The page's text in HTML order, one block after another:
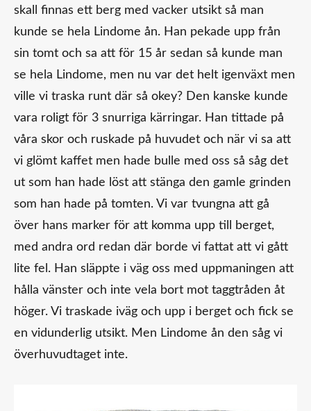
skall finnas ett berg med vacker utsikt så man
kunde se hela Lindome ån. Han pekade upp från
sin tomt och sa att för 15 år sedan så kunde man
se hela Lindome, men nu var det helt igenväxt men
ville vi traska runt där så okey? Den kanske kunde
vara roligt för 3 snurriga kärringar. Han tittade på
våra skor och ruskade på huvudet och när vi sa att
vi glömt kaffet men hade bulle med oss så såg det
ut som han hade löst att stänga den gamle grinden
som han hade på tomten. Vi var tvungna att gå
över hans marker för att komma upp till berget,
med andra ord redan där borde vi fattat att vi gått
lite fel. Han släppte i väg oss med uppmaningen att
hålla vänster och inte vela bort mot taggtråden åt
höger. Vi traskade iväg och upp i berget och fick se
en vidunderlig utsikt. Men Lindome ån den såg vi
överhuvudtaget inte.